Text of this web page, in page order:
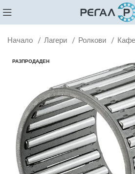
Начало Лагери Ролкови
РАЗПРОДАДЕН